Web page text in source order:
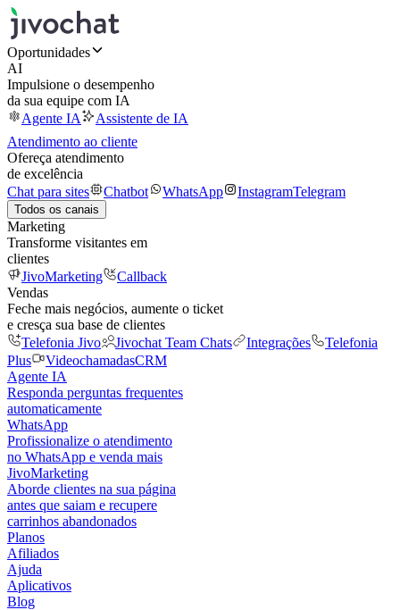
Oportunidades
AI
Impulsione o desempenho
da sua equipe com IA
Agente IA
Assistente de IA
Atendimento ao cliente
Ofereça atendimento
de excelência
Chat para sites
Chatbot WhatsApp InstagramTelegram
Todos os canais
Marketing
Transforme visitantes em
clientes
JivoMarketing
Callback
Vendas
Feche mais negócios, aumente o ticket
e cresça sua base de clientes
Telefonia Jivo
Jivochat Team Chats Integrações
Telefonia
Plus
VideochamadasCRM
Agente IA
Responda perguntas frequentes
automaticamente
WhatsApp
Profissionalize o atendimento
no WhatsApp e venda mais
JivoMarketing
Aborde clientes na sua página
antes que saiam e recupere
carrinhos abandonados
Planos
Afiliados
Ajuda
Aplicativos
Blog